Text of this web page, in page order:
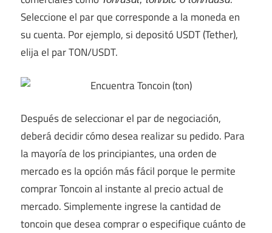
Seleccione el par que corresponde a la moneda en
su cuenta. Por ejemplo, si depositó USDT (Tether),
elija el par TON/USDT.
Después de seleccionar el par de negociación,
deberá decidir cómo desea realizar su pedido. Para
la mayoría de los principiantes, una orden de
mercado es la opción más fácil porque le permite
comprar Toncoin al instante al precio actual de
mercado. Simplemente ingrese la cantidad de
toncoin que desea comprar o especifique cuánto de